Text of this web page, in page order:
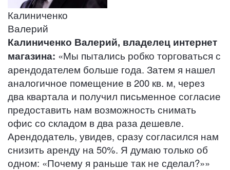
Калиниченко
Валерий
Калиниченко Валерий, владелец интернет
магазина: «Мы пытались робко торговаться с
арендодателем больше года. Затем я нашел
аналогичное помещение в 200 кв. м, через
два квартала и получил письменное согласие
предоставить нам возможность снимать
офис со складом в два раза дешевле.
Арендодатель, увидев, сразу согласился нам
снизить аренду на 50%. Я думаю только об
одном: «Почему я раньше так не сделал?»»